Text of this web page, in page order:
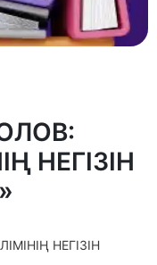
НЕГІЗІН
НЕГІЗІН